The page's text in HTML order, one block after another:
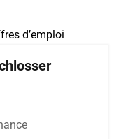
d’emploi
de